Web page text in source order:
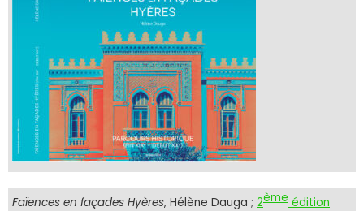
Faïences en façades Hyères, Hélène Dauga ; 2ème édition